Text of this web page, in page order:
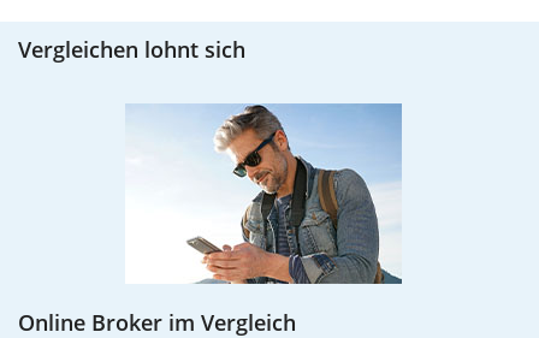
Vergleichen lohnt sich
Online Broker im Vergleich